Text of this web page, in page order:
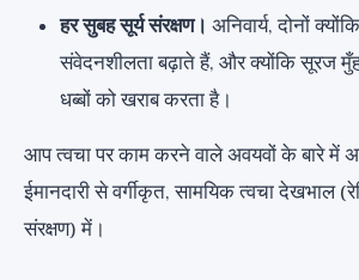
हर सुबह सूर्य संरक्षण। अनिवार्य, दोनों
संवेदनशीलता बढ़ाते हैं, और क्योंकि सूरज
धब्बों को खराब करता है।
आप त्वचा पर काम करने वाले अवयवों के बारे में
ईमानदारी से वर्गीकृत,सामयिक त्वचा देखभाल
संरक्षण) में।